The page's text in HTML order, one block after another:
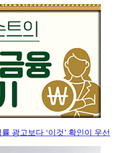
률 광고보다 ‘이것’ 확인이 우선